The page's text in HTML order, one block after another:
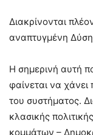
Διακρίνονται
αναπτυγμένη
Η σημερινή αυτή
φαίνεται να
του συστήματος.
κλασικής
κομμάτων –